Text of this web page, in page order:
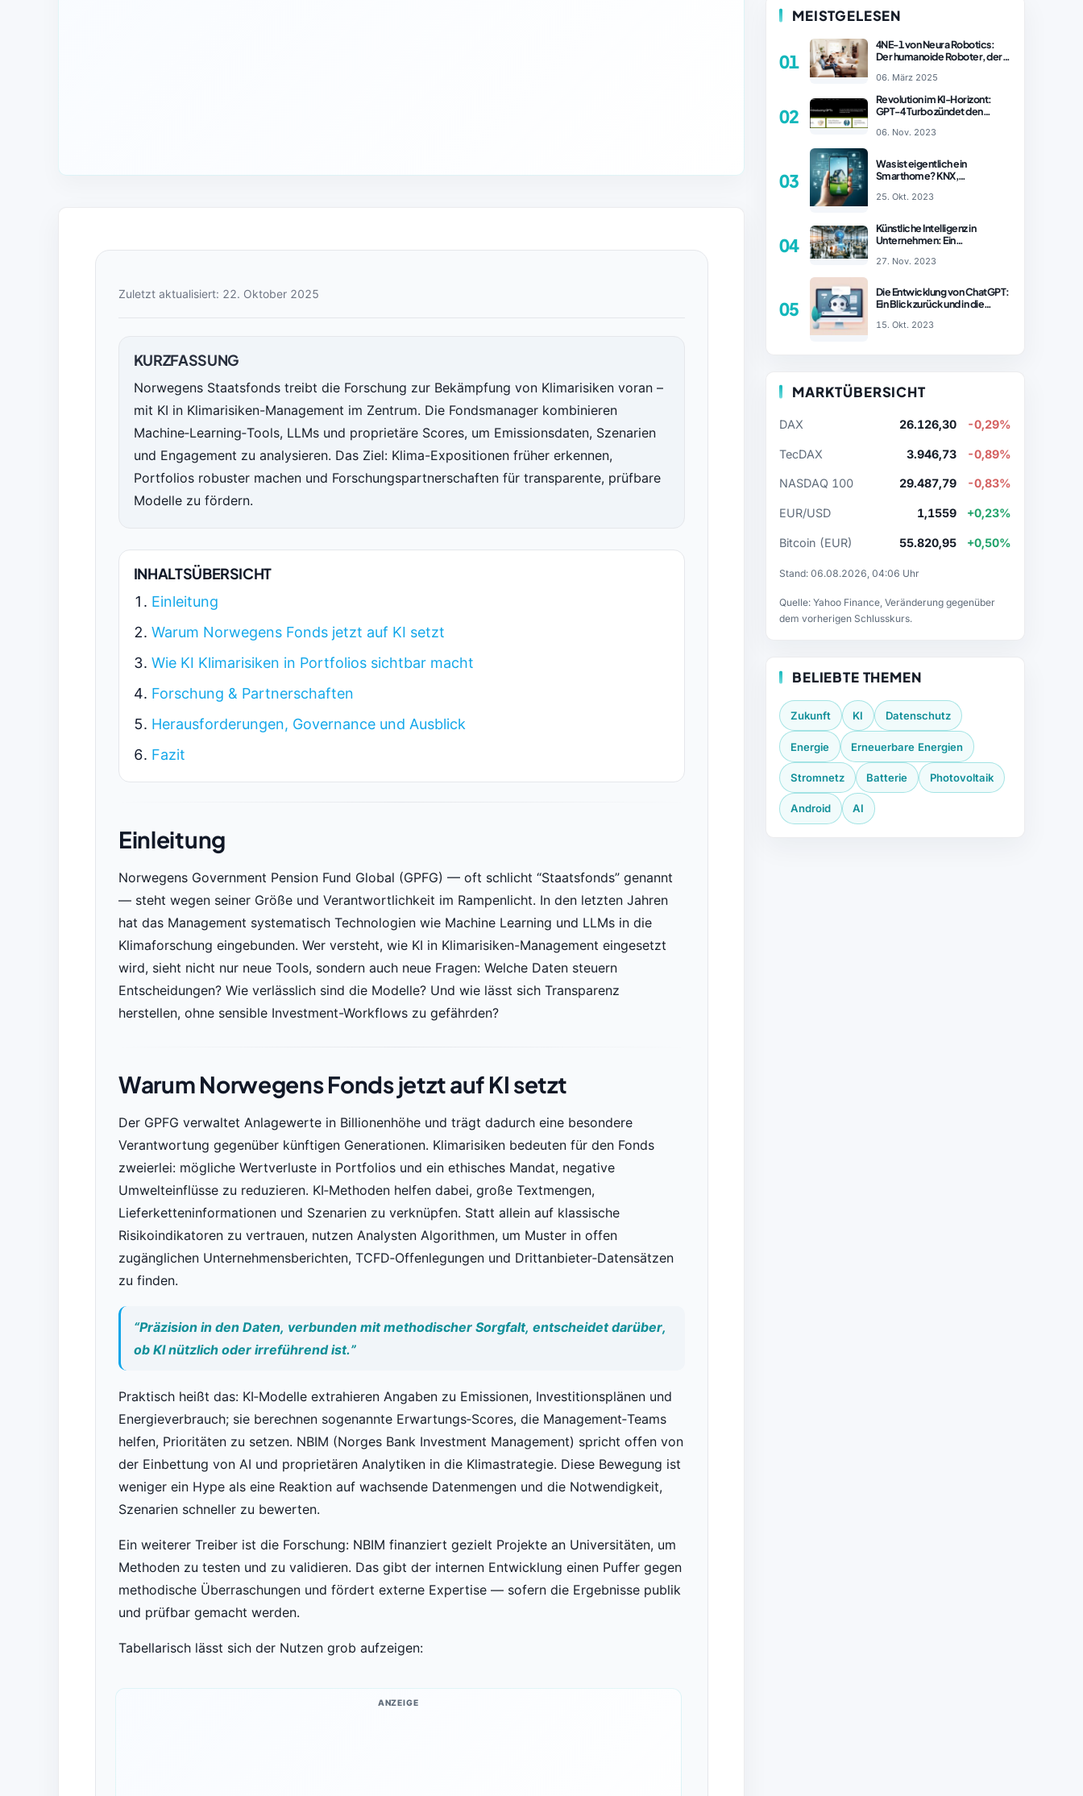
Zuletzt aktualisiert: 22. Oktober 2025
KURZFASSUNG
Norwegens Staatsfonds treibt die Forschung zur Bekämpfung von Klimarisiken voran –
mit KI in Klimarisiken-Management im Zentrum. Die Fondsmanager kombinieren
Machine‑Learning‑Tools, LLMs und proprietäre Scores, um Emissionsdaten, Szenarien
und Engagement zu analysieren. Das Ziel: Klima-Expositionen früher erkennen,
Portfolios robuster machen und Forschungspartnerschaften für transparente, prüfbare
Modelle zu fördern.
INHALTSÜBERSICHT
Einleitung
Warum Norwegens Fonds jetzt auf KI setzt
Wie KI Klimarisiken in Portfolios sichtbar macht
Forschung & Partnerschaften
Herausforderungen, Governance und Ausblick
Fazit
Einleitung
Norwegens Government Pension Fund Global (GPFG) — oft schlicht “Staatsfonds” genannt
— steht wegen seiner Größe und Verantwortlichkeit im Rampenlicht. In den letzten Jahren
hat das Management systematisch Technologien wie Machine Learning und LLMs in die
Klimaforschung eingebunden. Wer versteht, wie KI in Klimarisiken-Management eingesetzt
wird, sieht nicht nur neue Tools, sondern auch neue Fragen: Welche Daten steuern
Entscheidungen? Wie verlässlich sind die Modelle? Und wie lässt sich Transparenz
herstellen, ohne sensible Investment-Workflows zu gefährden?
Warum Norwegens Fonds jetzt auf KI setzt
Der GPFG verwaltet Anlagewerte in Billionenhöhe und trägt dadurch eine besondere
Verantwortung gegenüber künftigen Generationen. Klimarisiken bedeuten für den Fonds
zweierlei: mögliche Wertverluste in Portfolios und ein ethisches Mandat, negative
Umwelteinflüsse zu reduzieren. KI‑Methoden helfen dabei, große Textmengen,
Lieferketteninformationen und Szenarien zu verknüpfen. Statt allein auf klassische
Risikoindikatoren zu vertrauen, nutzen Analysten Algorithmen, um Muster in offen
zugänglichen Unternehmensberichten, TCFD‑Offenlegungen und Drittanbieter‑Datensätzen
zu finden.
“Präzision in den Daten, verbunden mit methodischer Sorgfalt, entscheidet darüber,
ob KI nützlich oder irreführend ist.”
Praktisch heißt das: KI‑Modelle extrahieren Angaben zu Emissionen, Investitionsplänen und
Energieverbrauch; sie berechnen sogenannte Erwartungs‑Scores, die Management‑Teams
helfen, Prioritäten zu setzen. NBIM (Norges Bank Investment Management) spricht offen von
der Einbettung von AI und proprietären Analytiken in die Klimastrategie. Diese Bewegung ist
weniger ein Hype als eine Reaktion auf wachsende Datenmengen und die Notwendigkeit,
Szenarien schneller zu bewerten.
Ein weiterer Treiber ist die Forschung: NBIM finanziert gezielt Projekte an Universitäten, um
Methoden zu testen und zu validieren. Das gibt der internen Entwicklung einen Puffer gegen
methodische Überraschungen und fördert externe Expertise — sofern die Ergebnisse publik
und prüfbar gemacht werden.
Tabellarisch lässt sich der Nutzen grob aufzeigen:
ANZEIGE
MEISTGELESEN
01
4NE-1 von Neura Robotics:
Der humanoide Roboter, der
revolutionieren könnte
06. März 2025
02
Revolution im KI-Horizont:
GPT-4 Turbo zündet den
– ChatGPT Revolution!
06. Nov. 2023
03
Was ist eigentlich ein
Smarthome? KNX,
Vergleich
25. Okt. 2023
04
Künstliche Intelligenz in
Unternehmen: Ein
27. Nov. 2023
05
Die Entwicklung von ChatGPT:
Ein Blick zurück und in die
15. Okt. 2023
MARKTÜBERSICHT
DAX 26.126,30 -0,29%
TecDAX 3.946,73 -0,89%
NASDAQ 100 29.487,79 -0,83%
EUR/USD 1,1559 +0,23%
Bitcoin (EUR) 55.820,95 +0,50%
Stand: 06.08.2026, 04:06 Uhr
Quelle: Yahoo Finance, Veränderung gegenüber
dem vorherigen Schlusskurs.
BELIEBTE THEMEN
Zukunft KI Datenschutz
Energie Erneuerbare Energien
Stromnetz Batterie Photovoltaik
Android AI